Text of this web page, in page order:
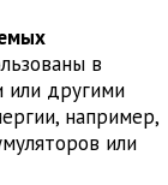
в
или другими
например,
или